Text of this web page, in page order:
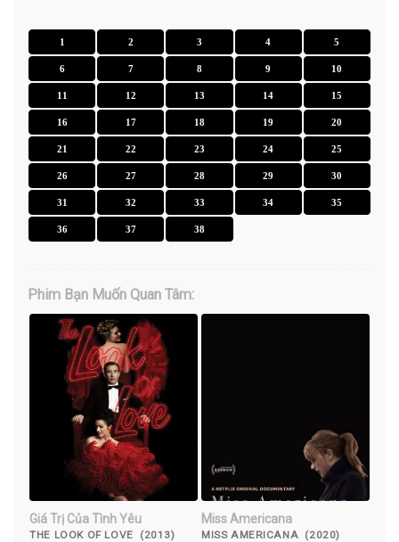
1 2 3 4 5
6 7 8 9 10
11 12 13 14 15
16 17 18 19 20
21 22 23 24 25
26 27 28 29 30
31 32 33 34 35
36 37 38
Phim Bạn Muốn Quan Tâm:
Giá Trị Của Tình Yêu
THE LOOK OF LOVE (2013)
Miss Americana
MISS AMERICANA (2020)